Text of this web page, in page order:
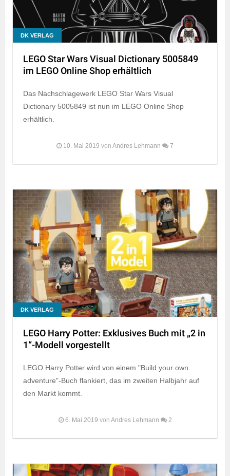
DK VERLAG
LEGO Star Wars Visual Dictionary 5005849
im LEGO Online Shop erhältlich
Das Nachschlagewerk LEGO Star Wars Visual
Dictionary 5005849 ist nun im LEGO Online Shop
erhältlich.
10. Mai 2019 von Andres Lehmann 7
DK VERLAG
LEGO Harry Potter: Exklusives Buch mit „2 in
1“-Modell vorgestellt
LEGO Harry Potter wird von einem "Build your own
adventure"-Buch flankiert, das im zweiten Halbjahr auf
den Markt kommt.
6. Mai 2019 von Andres Lehmann 2